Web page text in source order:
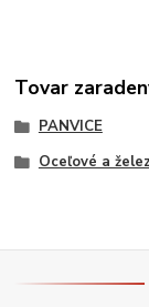
Tovar
PANVICE
Oceľové a